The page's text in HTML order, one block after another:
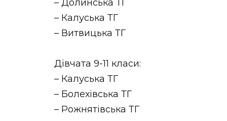
– Долинська ТГ
– Калуська ТГ
– Витвицька ТГ
Дівчата 9-11 класи:
– Калуська ТГ
– Болехівська ТГ
– Рожнятівська ТГ